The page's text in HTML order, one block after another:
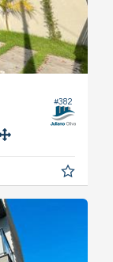
#382